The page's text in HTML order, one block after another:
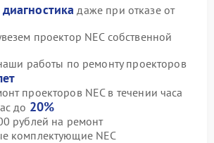
даже при отказе от
проектор NEC собственной
работы по ремонту проекторов
проекторов NEC в течении часа
до 20%
рублей на ремонт
комплектующие NEC